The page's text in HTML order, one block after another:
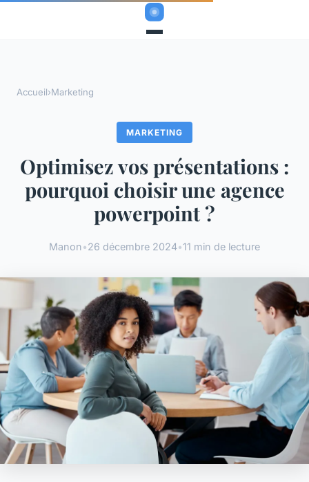
Accueil›Marketing
MARKETING
Optimisez vos présentations :
pourquoi choisir une agence
powerpoint ?
Manon•26 décembre 2024•11 min de lecture